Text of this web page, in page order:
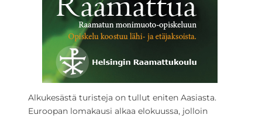
Alkukesästä turisteja on tullut eniten Aasiasta.
Euroopan lomakausi alkaa elokuussa, jolloin